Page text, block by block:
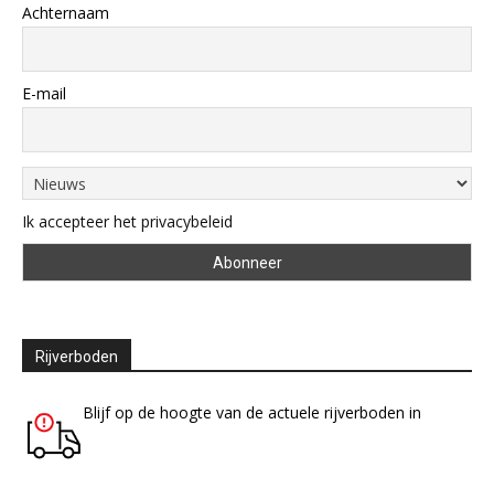
Achternaam
E-mail
Ik accepteer het privacybeleid
Rijverboden
Blijf op de hoogte van de actuele rijverboden in